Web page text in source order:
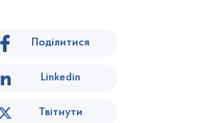
Поділитися
Linkedin
Твітнути